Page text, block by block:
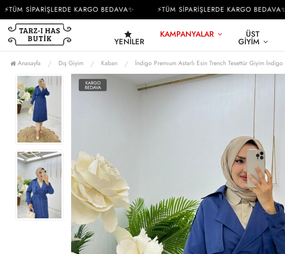
SİPARİŞLERDE KARGO BEDAVA✨ ⚡TÜM SİPARİŞLERDE KARGO BEDAVA✨
YENILER
KAMPANYALAR ÜST
GIYIM
Anasayfa Dış Giyim Kaban İndigo Premıum Astarlı Esin Trench Tesettür Giyim İndigo
KARGO
BEDAVA